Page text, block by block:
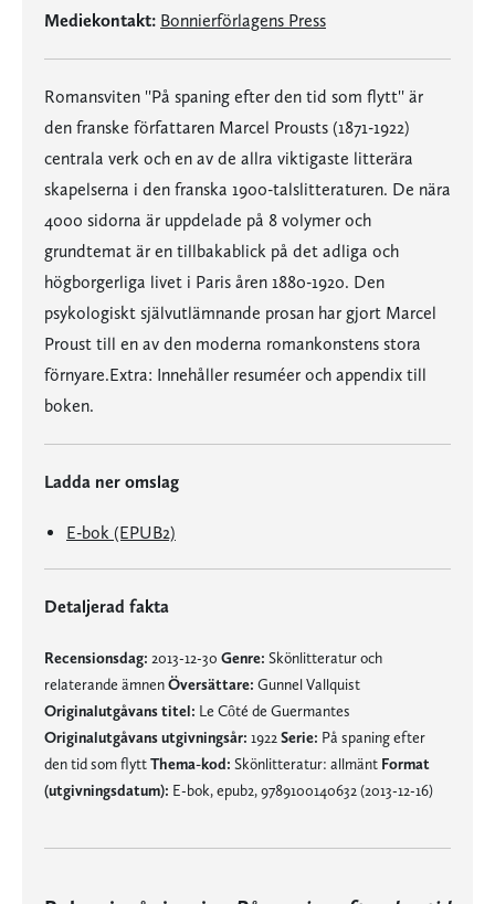
Mediekontakt: Bonnierförlagens Press
Romansviten ''På spaning efter den tid som flytt'' är
den franske författaren Marcel Prousts (1871-1922)
centrala verk och en av de allra viktigaste litterära
skapelserna i den franska 1900-talslitteraturen. De nära
4000 sidorna är uppdelade på 8 volymer och
grundtemat är en tillbakablick på det adliga och
högborgerliga livet i Paris åren 1880-1920. Den
psykologiskt självutlämnande prosan har gjort Marcel
Proust till en av den moderna romankonstens stora
förnyare.Extra: Innehåller resuméer och appendix till
boken.
Ladda ner omslag
E-bok (EPUB2)
Detaljerad fakta
Recensionsdag: 2013-12-30 Genre: Skönlitteratur och
relaterande ämnenÖversättare: Gunnel Vallquist
Originalutgåvans titel: Le Côté de Guermantes
Originalutgåvans utgivningsår: 1922 Serie: På spaning efter
den tid som flyttThema-kod: Skönlitteratur: allmänt Format
(utgivningsdatum): E-bok, epub2, 9789100140632 (2013-12-16)